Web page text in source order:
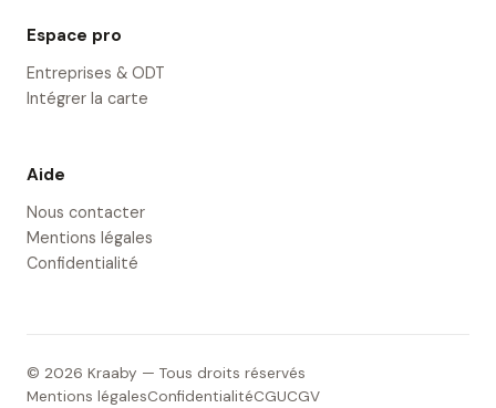
Espace pro
Entreprises & ODT
Intégrer la carte
Aide
Nous contacter
Mentions légales
Confidentialité
© 2026 Kraaby — Tous droits réservés
Mentions légalesConfidentialitéCGUCGV